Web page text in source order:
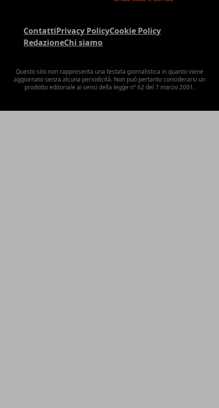
ContattiPrivacy PolicyCookie Policy
RedazioneChi siamo
Questo sito non rappresenta una testata giornalistica in quanto viene
aggiornato senza alcuna periodicità. Non può pertanto considerarsi un
prodotto editoriale ai sensi della legge n° 62 del 7 marzo 2001.